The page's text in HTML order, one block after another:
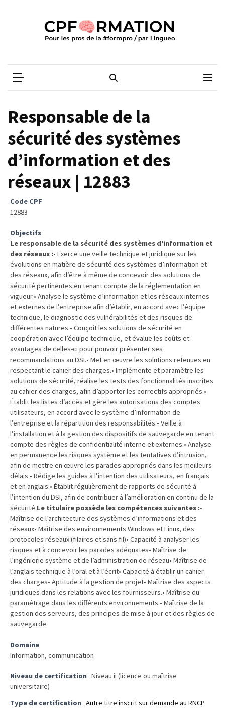
réussi,
qui
doit
aller
plus
loin
TVA,
subrogation,
remboursement
réellement
changer
dans
financement
des
formations
par
OPCO
Passeport
compétences
certifié
change
donne
pour
les
DRH
prévention
CPFORMATION
Responsable de la
sécurité des systèmes
d’information et des
réseaux | 12883
Code CPF
12883
Objectifs
Le responsable de la sécurité des systèmes d'information et
des réseaux :• Exerce une veille technique et juridique sur les
évolutions en matière de sécurité des systèmes d’information et
des réseaux, afin d’être à même de concevoir des solutions de
sécurité pertinentes en tenant compte de la réglementation en
vigueur.• Analyse le système d’information et les réseaux internes
et externes de l’entreprise afin d’établir, en accord avec l’équipe
technique, le diagnostic des vulnérabilités et des risques de
différentes natures.• Conçoit les solutions de sécurité en
coopération avec l’équipe technique, et évalue les coûts et
avantages de celles-ci pour pouvoir présenter ses
recommandations au DSI.• Met en œuvre les solutions retenues en
respectant le cahier des charges.• Implémente et paramètre les
solutions de sécurité, réalise les tests des fonctionnalités inscrites
au cahier des charges, afin d’apporter les correctifs appropriés.•
Établit les listes d’accès et gère les autorisations des comptes
utilisateurs, en accord avec le système d’information de
l’entreprise et la répartition des responsabilités.• Veille à
l’installation et à la gestion des dispositifs de sauvegarde en tenant
compte des règles de confidentialité interne et externes.• Analyse
en permanence les risques système et les tentatives d’intrusion,
afin de mettre en œuvre les parades appropriés dans les meilleurs
délais.• Rédige les guides à l’intention des utilisateurs, en français
et en anglais.• Établit régulièrement de rapports de sécurité à
l’intention du DSI, afin de contribuer à l’amélioration en continu de la
sécurité.Le titulaire possède les compétences suivantes :•
Maîtrise de l’architecture des systèmes d’informations et des
réseaux• Maîtrise des environnements Windows et Linux, des
protocoles réseaux (filaires et sans fil)• Capacité à analyser les
risques et à concevoir les parades adéquates• Maîtrise de
l’ingénierie système et de l’administration de réseau• Maîtrise de
l’anglais technique à l’oral et à l’écrit• Capacité à établir un cahier
des charges• Aptitude à la gestion de projet• Maîtrise des aspects
juridiques dans les relations avec les fournisseurs.• Maîtrise du
paramétrage dans les différents environnements.• Maîtrise de la
gestion des serveurs, des principes de mise à jour et des règles de
sauvegarde.
Domaine
Information, communication
Niveau de certification Niveau ii (licence ou maîtrise
universitaire)
Type de certification Autre titre inscrit sur demande au RNCP